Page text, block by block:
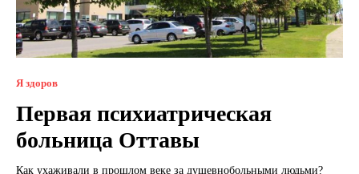
Я здоров
Первая психиатрическая
больница Оттавы
Как ухаживали в прошлом веке за душевнобольными людьми?